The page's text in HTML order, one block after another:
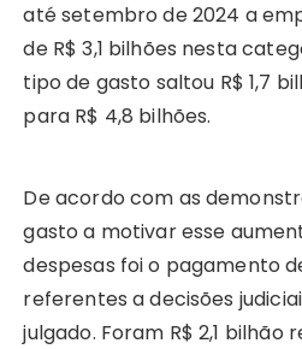
até setembro de 2024 a
de R$ 3,1 bilhões nesta
tipo de gasto saltou R$ 1,7
para R$ 4,8 bilhões.
De acordo com as
gasto a motivar esse
despesas foi o pagamento
referentes a decisões
julgado. Foram R$ 2,1